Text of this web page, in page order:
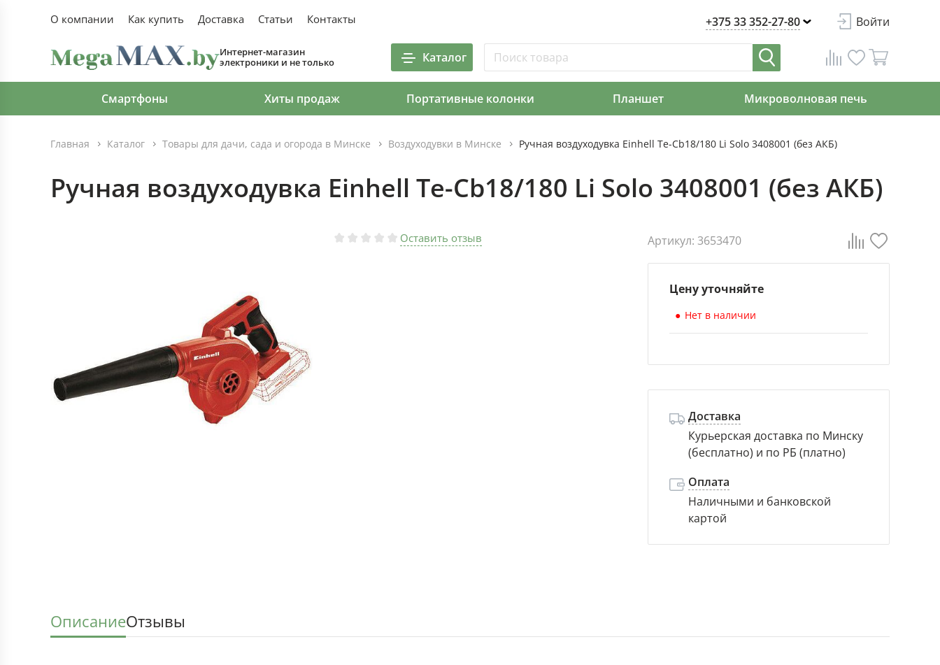
О компании Как купить Доставка Статьи Контакты +375 33 352-27-80 Войти
Интернет-магазин
электроники и не только
Каталог
Смартфоны Хиты продаж Портативные колонки Планшет Микроволновая печь
Главная Каталог Товары для дачи, сада и огорода в Минске Воздуходувки в Минске Ручная воздуходувка Einhell Te-Cb18/180 Li Solo 3408001 (без АКБ)
Ручная воздуходувка Einhell Te-Cb18/180 Li Solo 3408001 (без АКБ)
Оставить отзыв Артикул: 3653470
Цену уточняйте
Нет в наличии
Доставка
Курьерская доставка по Минску
(бесплатно) и по РБ (платно)
Оплата
Наличными и банковской
картой
ОписаниеОтзывы